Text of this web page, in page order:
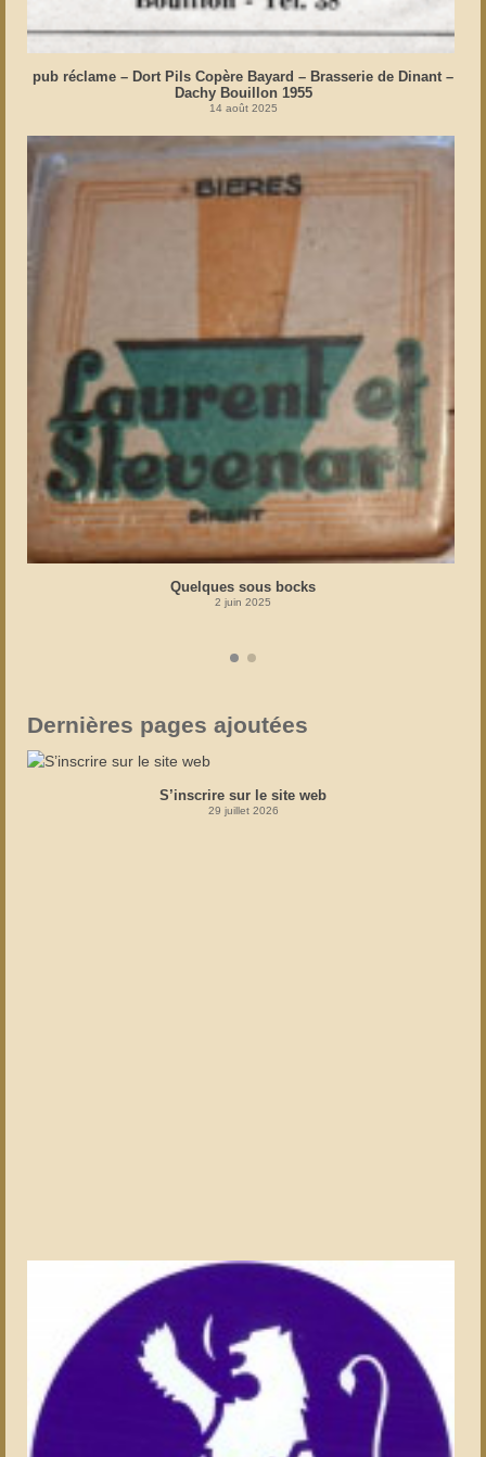
pub réclame – Dort Pils Copère Bayard – Brasserie de Dinant –
Dachy Bouillon 1955
14 août 2025
Quelques sous bocks
2 juin 2025
Dernières pages ajoutées
S’inscrire sur le site web
29 juillet 2026